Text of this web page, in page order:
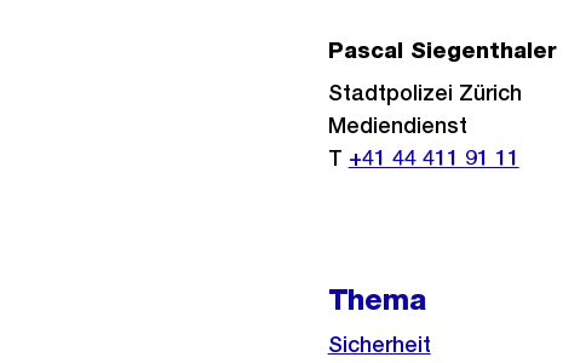
Pascal Siegenthaler
Stadtpolizei Zürich
Mediendienst
T +41 44 411 91 11
Thema
Sicherheit